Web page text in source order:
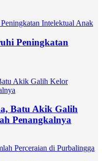
Peningkatan
Batu Akik Galih
Penangkalnya